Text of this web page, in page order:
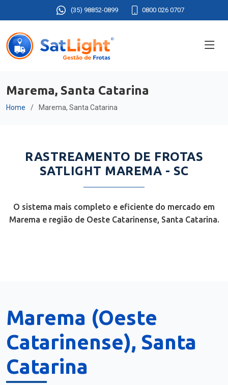
(35) 98852-0899 0800 026 0707
Marema, Santa Catarina
Home Marema, Santa Catarina
RASTREAMENTO DE FROTAS
SATLIGHT MAREMA - SC
O sistema mais completo e eficiente do mercado em
Marema e região de Oeste Catarinense, Santa Catarina.
Marema (Oeste
Catarinense), Santa
Catarina